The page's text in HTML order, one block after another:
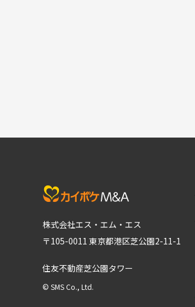
株式会社エス・エム・エス
〒105-0011 東京都港区芝公園2-11-1
住友不動産芝公園タワー
© SMS Co., Ltd.